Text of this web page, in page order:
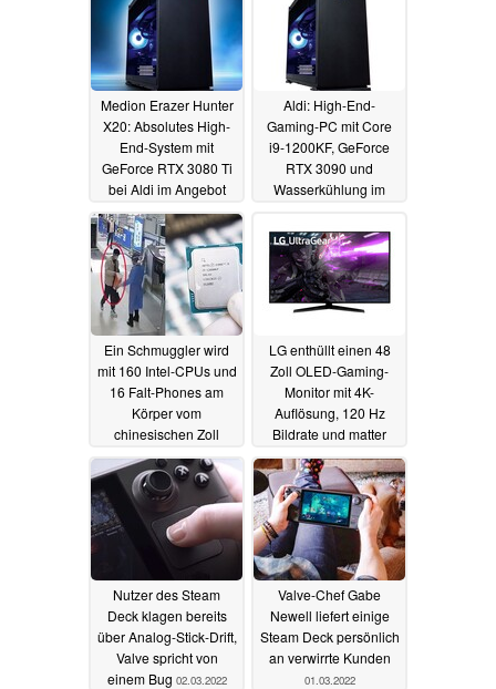
Medion Erazer Hunter
X20: Absolutes High-
End-System mit
GeForce RTX 3080 Ti
bei Aldi im Angebot
04.12.2022
Aldi: High-End-
Gaming-PC mit Core
i9-1200KF, GeForce
RTX 3090 und
Wasserkühlung im
Ein Schmuggler wird
mit 160 Intel-CPUs und
16 Falt-Phones am
Körper vom
chinesischen Zoll
gestoppt14.03.2022
LG enthüllt einen 48
Zoll OLED-Gaming-
Monitor mit 4K-
Auflösung, 120 Hz
Bildrate und matter
Oberfläche02.03.2022
Nutzer des Steam
Deck klagen bereits
über Analog-Stick-Drift,
Valve spricht von
einem Bug 02.03.2022
Valve-Chef Gabe
Newell liefert einige
Steam Deck persönlich
an verwirrte Kunden
01.03.2022